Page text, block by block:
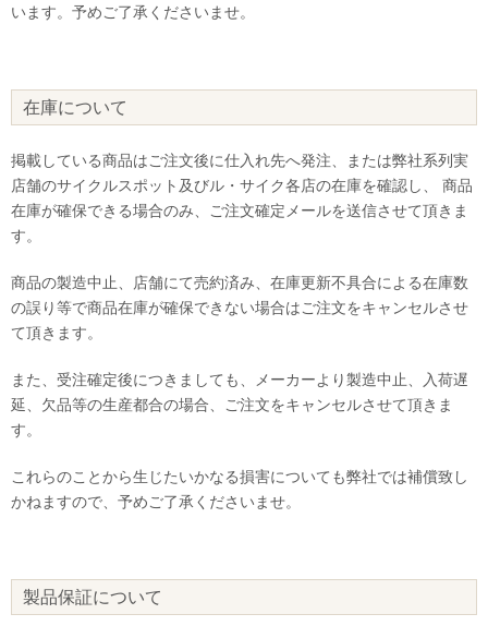
います。予めご了承くださいませ。
在庫について
掲載している商品はご注文後に仕入れ先へ発注、または弊社系列実
店舗のサイクルスポット及びル・サイク各店の在庫を確認し、 商品
在庫が確保できる場合のみ、ご注文確定メールを送信させて頂きま
す。
商品の製造中止、店舗にて売約済み、在庫更新不具合による在庫数
の誤り等で商品在庫が確保できない場合はご注文をキャンセルさせ
て頂きます。
また、受注確定後につきましても、メーカーより製造中止、入荷遅
延、欠品等の生産都合の場合、ご注文をキャンセルさせて頂きま
す。
これらのことから生じたいかなる損害についても弊社では補償致し
かねますので、予めご了承くださいませ。
製品保証について